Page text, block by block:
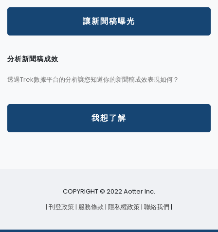
讓新聞稿曝光
分析新聞稿成效
透過Trek數據平台的分析讓您知道你的新聞稿成效表現如何？
我想了解
COPYRIGHT © 2022 Aotter Inc.
| 刊登政策| 服務條款 | 隱私權政策| 聯絡我們 |